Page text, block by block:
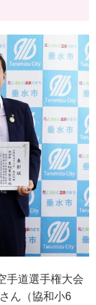
手道選手権大会
ん（協和小6